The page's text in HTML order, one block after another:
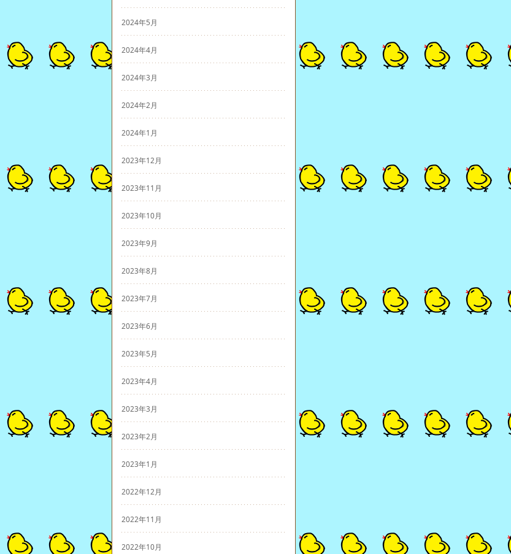
2024年5月
2024年4月
2024年3月
2024年2月
2024年1月
2023年12月
2023年11月
2023年10月
2023年9月
2023年8月
2023年7月
2023年6月
2023年5月
2023年4月
2023年3月
2023年2月
2023年1月
2022年12月
2022年11月
2022年10月